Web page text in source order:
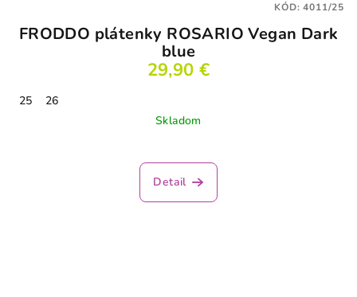
FRODDO plátenky ROSARIO Vegan Dark
blue
29,90 €
25
26
Skladom
Detail
KÓD:4011/25